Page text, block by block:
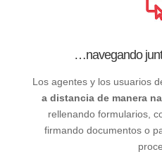
…navegando
Los agentes y los usuarios
a distancia de manera
rellenando formularios,
firmando documentos o